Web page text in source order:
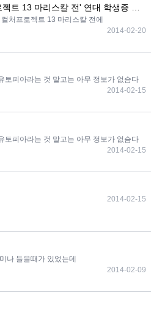
처프로젝트 13 마리스칼 전에
2014-02-20
토피아라는 것 말고는 아무 정보가 없슴다
2014-02-15
토피아라는 것 말고는 아무 정보가 없슴다
2014-02-15
2014-02-15
나 들을때가 있었는데
2014-02-09